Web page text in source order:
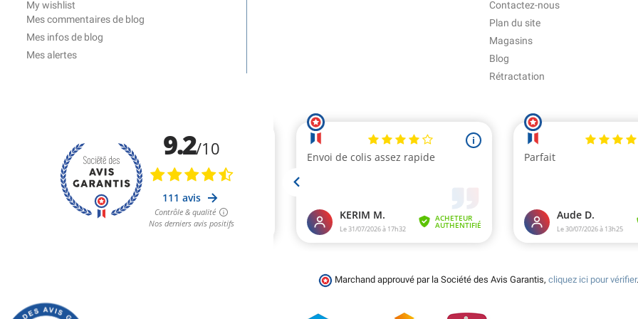
My wishlist
Mes commentaires de blog
Mes infos de blog
Mes alertes
Contactez-nous
Plan du site
Magasins
Blog
Rétractation
Marchand approuvé par la Société des Avis Garantis, cliquez ici pour vérifier.